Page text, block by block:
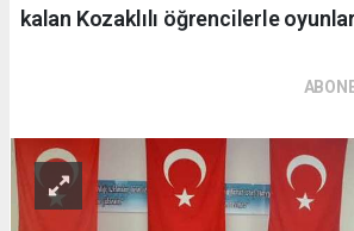
kalan Kozaklılı öğrencilerle